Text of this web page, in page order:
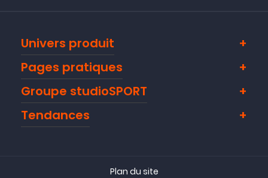
Univers produit
Pages pratiques
Groupe studioSPORT
Tendances
Plan du site